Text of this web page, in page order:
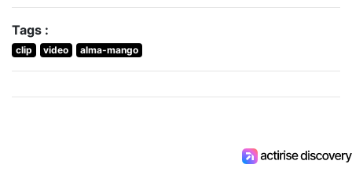
Tags :
clip video alma-mango